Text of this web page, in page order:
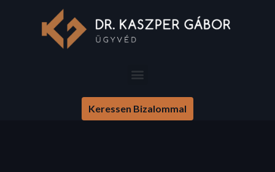
Keressen Bizalommal